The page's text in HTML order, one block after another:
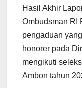
Hasil Akhir
Ombudsman RI
pengaduan
honorer pada
mengikuti
Ambon tahun